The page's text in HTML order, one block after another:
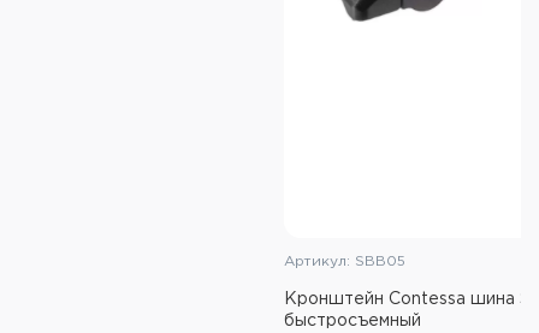
Артикул: SBB05
Кронштейн Contessa шина
быстросъемный